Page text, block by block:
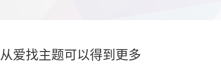
从爱找主题可以得到更多